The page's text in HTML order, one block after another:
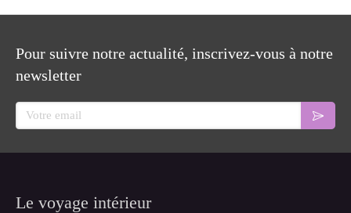
Pour suivre notre actualité, inscrivez-vous à notre
newsletter
Votre email
Le voyage intérieur